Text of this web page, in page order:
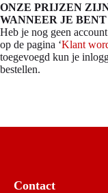
ONZE PRIJZEN
WANNEER JE
Heb je nog geen
op de pagina ‘Klant
toegevoegd kun je
bestellen.
Contact